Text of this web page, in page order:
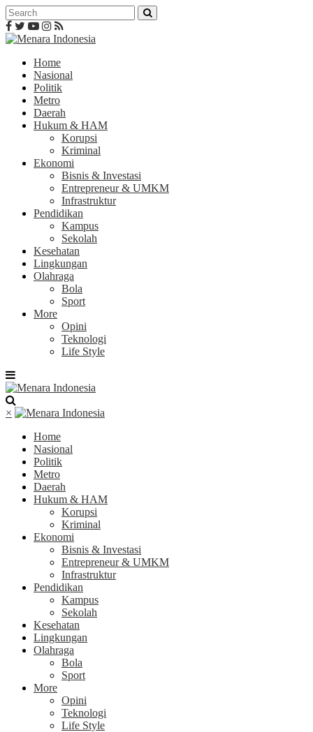
Home
Nasional
Politik
Metro
Daerah
Hukum & HAM
Korupsi
Kriminal
Ekonomi
Bisnis & Investasi
Entrepreneur & UMKM
Infrastruktur
Pendidikan
Kampus
Sekolah
Kesehatan
Lingkungan
Olahraga
Bola
Sport
More
Opini
Teknologi
Life Style
×
Home
Nasional
Politik
Metro
Daerah
Hukum & HAM
Korupsi
Kriminal
Ekonomi
Bisnis & Investasi
Entrepreneur & UMKM
Infrastruktur
Pendidikan
Kampus
Sekolah
Kesehatan
Lingkungan
Olahraga
Bola
Sport
More
Opini
Teknologi
Life Style